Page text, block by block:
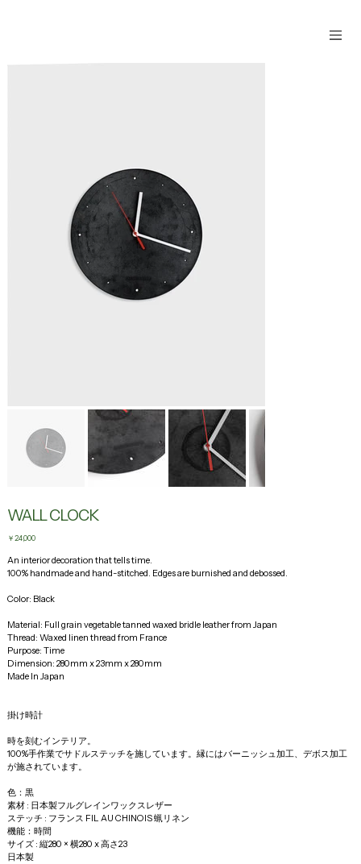
WALL CLOCK
Price
￥24,000
An interior decoration that tells time.
100% handmade and hand-stitched. Edges are burnished and debossed.
Color: Black
Material: Full grain vegetable tanned waxed bridle leather from Japan
Thread: Waxed linen thread from France
Purpose: Time
Dimension: 280mm x 23mm x 280mm
Made In Japan
掛け時計
時を刻むインテリア。
100%手作業でサドルステッチを施しています。縁にはバーニッシュ加工、デボス加工
が施されています。
色：黒
素材 : 日本製フルグレインワックスレザー
ステッチ : フランス FIL AU CHINOIS 蝋リネン
機能：時間
サイズ : 縦280 × 横280 x 高さ23
日本製